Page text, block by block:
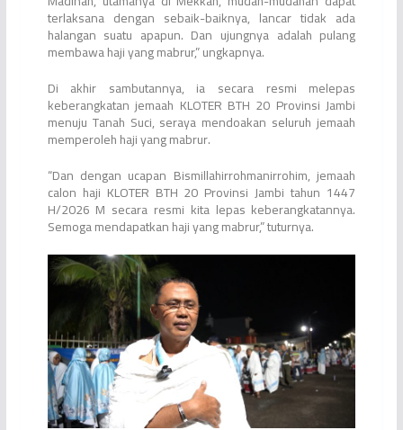
terlaksana dengan sebaik-baiknya, lancar tidak ada
halangan suatu apapun. Dan ujungnya adalah pulang
membawa haji yang mabrur,” ungkapnya.
Di akhir sambutannya, ia secara resmi melepas
keberangkatan jemaah KLOTER BTH 20 Provinsi Jambi
menuju Tanah Suci, seraya mendoakan seluruh jemaah
memperoleh haji yang mabrur.
“Dan dengan ucapan Bismillahirrohmanirrohim, jemaah
calon haji KLOTER BTH 20 Provinsi Jambi tahun 1447
H/2026 M secara resmi kita lepas keberangkatannya.
Semoga mendapatkan haji yang mabrur,” tuturnya.